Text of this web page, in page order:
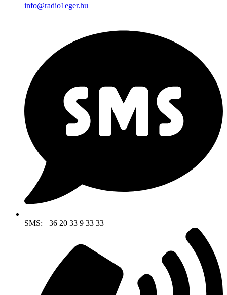
info@radio1eger.hu
SMS: +36 20 33 9 33 33